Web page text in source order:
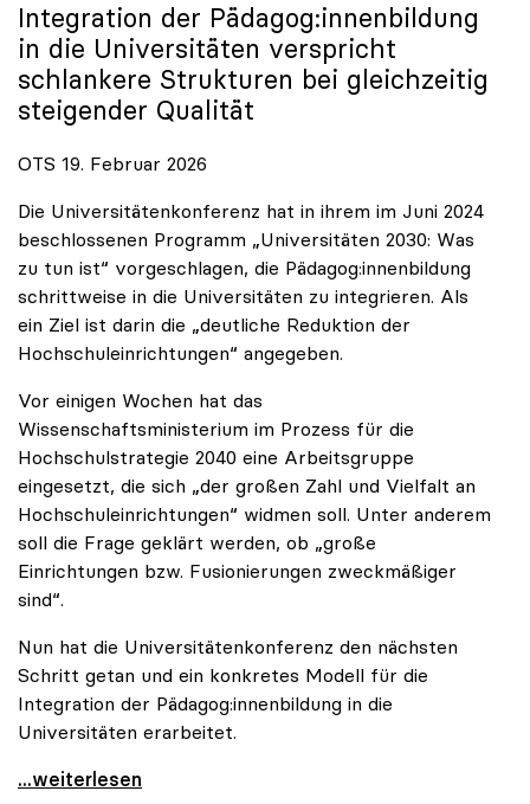
Integration der Pädagog:innenbildung
in die Universitäten verspricht
schlankere Strukturen bei gleichzeitig
steigender Qualität
OTS 19. Februar 2026
Die Universitätenkonferenz hat in ihrem im Juni 2024
beschlossenen Programm „Universitäten 2030: Was
zu tun ist“ vorgeschlagen, die Pädagog:innenbildung
schrittweise in die Universitäten zu integrieren. Als
ein Ziel ist darin die „deutliche Reduktion der
Hochschuleinrichtungen“ angegeben.
Vor einigen Wochen hat das
Wissenschaftsministerium im Prozess für die
Hochschulstrategie 2040 eine Arbeitsgruppe
eingesetzt, die sich „der großen Zahl und Vielfalt an
Hochschuleinrichtungen“ widmen soll. Unter anderem
soll die Frage geklärt werden, ob „große
Einrichtungen bzw. Fusionierungen zweckmäßiger
sind“.
Nun hat die Universitätenkonferenz den nächsten
Schritt getan und ein konkretes Modell für die
Integration der Pädagog:innenbildung in die
Universitäten erarbeitet.
Schools of Education an den Universitäten: Für
...weiterlesen